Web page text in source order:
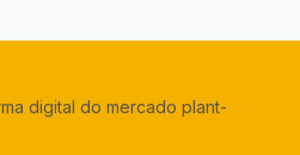
digital do mercado plant-